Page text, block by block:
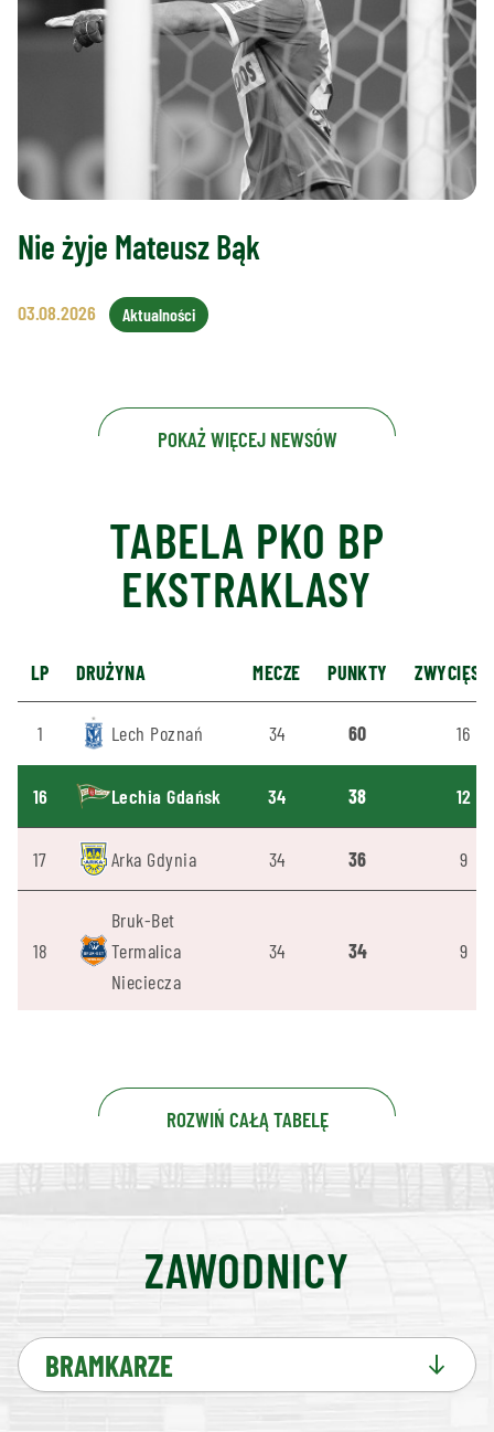
Nie żyje Mateusz Bąk
03.08.2026 Aktualności
POKAŻ WIĘCEJ NEWSÓW
TABELA PKO BP
EKSTRAKLASY
LP DRUŻYNA MECZE PUNKTY
1 Lech Poznań 34 60 16
16 Lechia Gdańsk 34 38 12
17 Arka Gdynia 34 36 9
18
Bruk-Bet
Termalica
Nieciecza
34 34 9
ROZWIŃ CAŁĄ TABELĘ
ZAWODNICY
BRAMKARZE